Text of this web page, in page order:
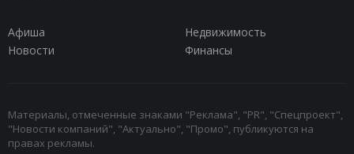
Афиша
Недвижимость
Новости
Финансы
Материалы, отмеченные знаками "Реклама", "PR", "Спецпроект",
"Новости компаний", "Актуально", "Промо", публикуются на
правах рекламы.